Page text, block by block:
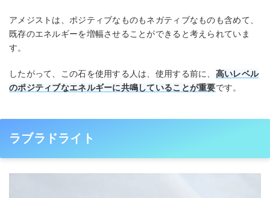
アメジストは、ポジティブなものもネガティブなものも含めて、
既存のエネルギーを増幅させることができると考えられていま
す。
したがって、この石を使用する人は、使用する前に、 高いレベル
のポジティブなエネルギーに共鳴していることが重要です。
ラブラドライト